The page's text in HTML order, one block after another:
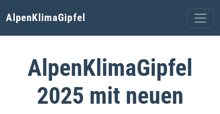
AlpenKlimaGipfel
AlpenKlimaGipfel
2025 mit neuen